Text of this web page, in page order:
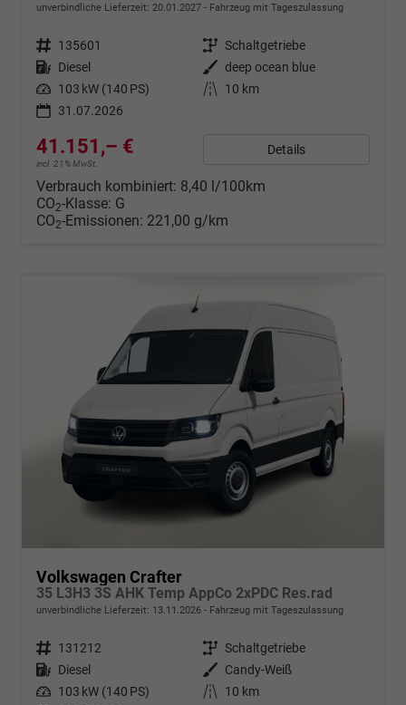
unverbindliche Lieferzeit: 20.01.2027 Fahrzeug mit Tageszulassung
Fahrzeugnr. 135601 Getriebe Schaltgetriebe
Kraftstoff Diesel Außenfarbe deep ocean blue
Leistung 103 kW (140 PS) Kilometerstand
10 km
31.07.2026
41.151,– €
incl. 21% MwSt.
Details
Verbrauch kombiniert: 8,40 l/100km
CO2-Klasse: G
CO2-Emissionen: 221,00 g/km
Volkswagen Crafter
35 L3H3 3S AHK Temp AppCo 2xPDC Res.rad
unverbindliche Lieferzeit: 13.11.2026 Fahrzeug mit Tageszulassung
Fahrzeugnr. 131212 Getriebe Schaltgetriebe
Kraftstoff Diesel Außenfarbe Candy-Weiß
Leistung 103 kW (140 PS) Kilometerstand
10 km